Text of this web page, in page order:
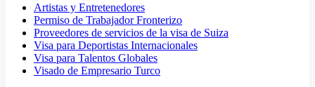
Artistas y Entretenedores
Permiso de Trabajador Fronterizo
Proveedores de servicios de la visa de Suiza
Visa para Deportistas Internacionales
Visa para Talentos Globales
Visado de Empresario Turco